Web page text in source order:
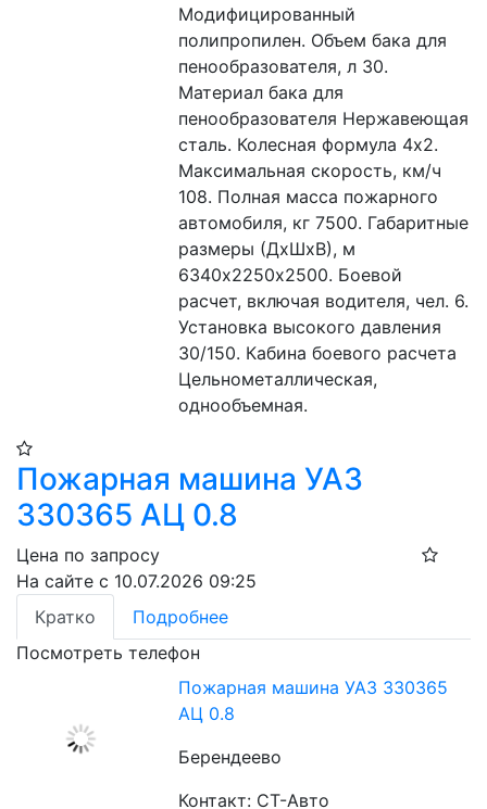
Модифицированный
полипропилен. Объем бака для
пенообразователя, л 30.
Материал бака для
пенообразователя Нержавеющая
сталь. Колесная формула 4х2.
Максимальная скорость, км/ч
108. Полная масса пожарного
автомобиля, кг 7500. Габаритные
размеры (ДхШхВ), м
6340х2250х2500. Боевой
расчет, включая водителя, чел. 6.
Установка высокого давления
30/150. Кабина боевого расчета
Цельнометаллическая,
однообъемная.
Пожарная машина УАЗ
330365 АЦ 0.8
Цена по запросу
На сайте с 10.07.2026 09:25
Кратко
Подробнее
Посмотреть телефон
Пожарная машина УАЗ 330365
АЦ 0.8
Берендеево
Контакт: СТ-Авто